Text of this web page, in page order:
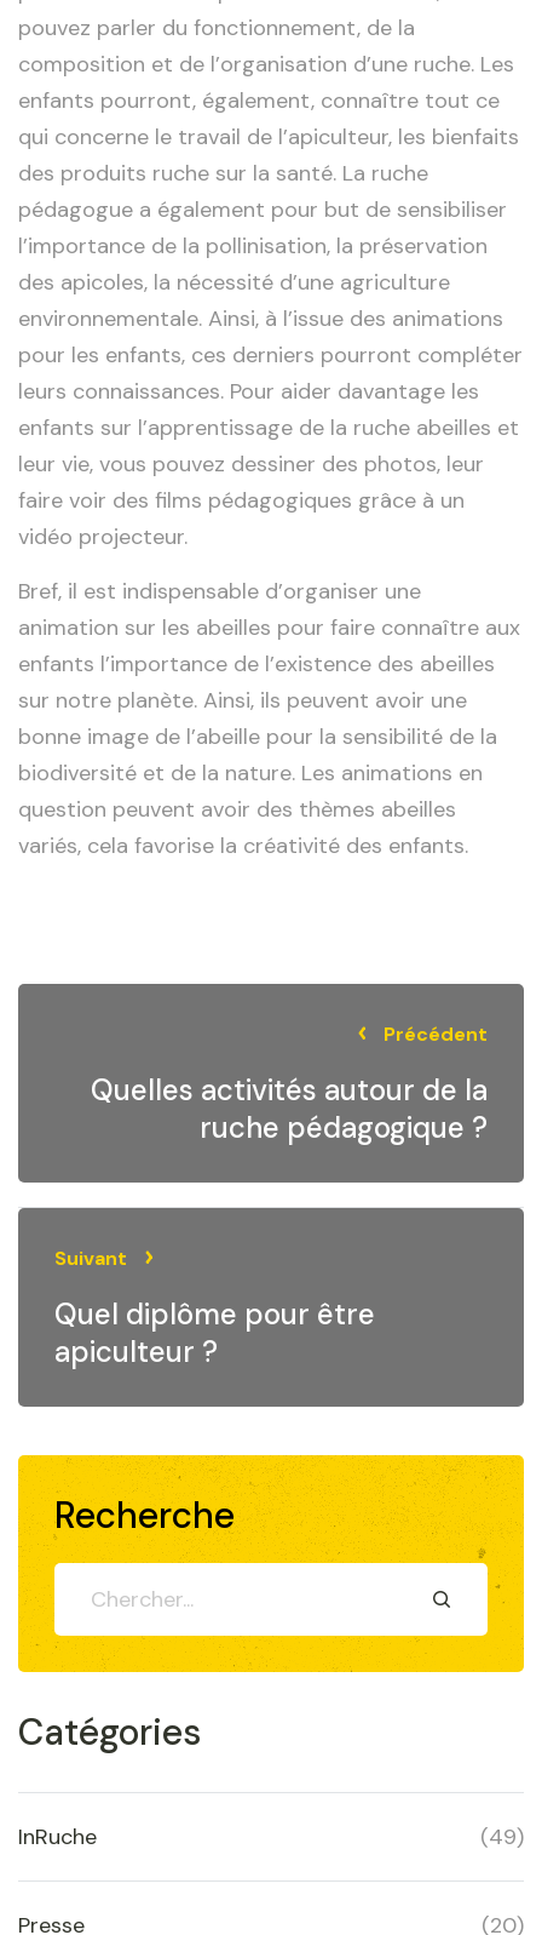
pouvez parler du fonctionnement, de la
composition et de l’organisation d’une ruche. Les
enfants pourront, également, connaître tout ce
qui concerne le travail de l’apiculteur, les bienfaits
des produits ruche sur la santé. La ruche
pédagogue a également pour but de sensibiliser
l’importance de la pollinisation, la préservation
des apicoles, la nécessité d’une agriculture
environnementale. Ainsi, à l’issue des animations
pour les enfants, ces derniers pourront compléter
leurs connaissances. Pour aider davantage les
enfants sur l’apprentissage de la ruche abeilles et
leur vie, vous pouvez dessiner des photos, leur
faire voir des films pédagogiques grâce à un
vidéo projecteur.
Bref, il est indispensable d’organiser une
animation sur les abeilles pour faire connaître aux
enfants l’importance de l’existence des abeilles
sur notre planète. Ainsi, ils peuvent avoir une
bonne image de l’abeille pour la sensibilité de la
biodiversité et de la nature. Les animations en
question peuvent avoir des thèmes abeilles
variés, cela favorise la créativité des enfants.
Précédent
Quelles activités autour de la
ruche pédagogique ?
Suivant
Quel diplôme pour être
apiculteur ?
Recherche
Catégories
(49)
InRuche
(20)
Presse